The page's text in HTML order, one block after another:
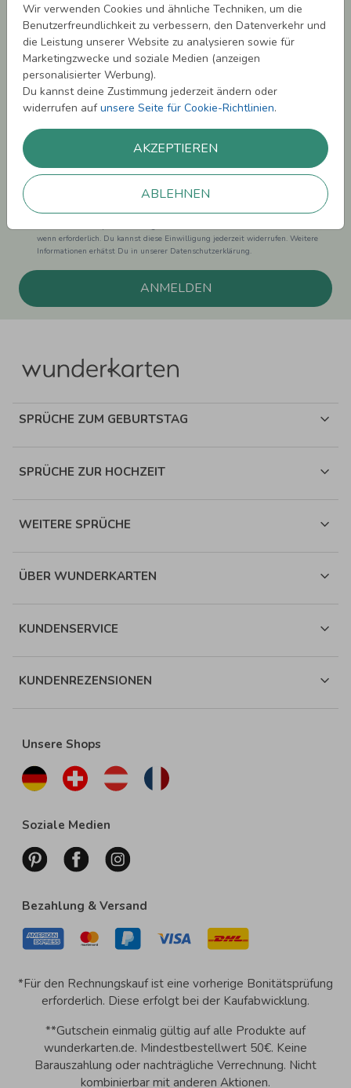
Wir verwenden Cookies und ähnliche Techniken, um die
Benutzerfreundlichkeit zu verbessern, den Datenverkehr und
die Leistung unserer Website zu analysieren sowie für
Marketingzwecke und soziale Medien (anzeigen
personalisierter Werbung).
Du kannst deine Zustimmung jederzeit ändern oder
widerrufen aufunsere Seite für Cookie-Richtlinien.
AKZEPTIEREN
ABLEHNEN
Newsletter abonnieren und 5,00 € Rabatt**
sichern!
Melde Dich zu unserem Newsletter an und bleibe auf dem
Laufenden.
Einwilligung zur Datennutzung für Marketingzwecke: Hiermit willigst Du ein,
dass wir Dich mit neuesten Informationen aus unserem Angebot informieren
können. Dies umfasst den Versand unseres Newsletters. Zudem können wir Dir
Produktinformationen zu Deinen Interessen auf anderen Plattformen wie
Facebook und Google anzeigen. Um Dir diesen Service anbieten zu können,
wenn erforderlich. Du kannst diese Einwilligung jederzeit widerrufen. Weitere
Informationen erhätst Du in unserer Datenschutzerklärung.
ANMELDEN
SPRÜCHE ZUM GEBURTSTAG
SPRÜCHE ZUR HOCHZEIT
WEITERE SPRÜCHE
ÜBER WUNDERKARTEN
KUNDENSERVICE
KUNDENREZENSIONEN
Unsere Shops
Soziale Medien
Bezahlung & Versand
*Für den Rechnungskauf ist eine vorherige Bonitätsprüfung
erforderlich. Diese erfolgt bei der Kaufabwicklung.
**Gutschein einmalig gültig auf alle Produkte auf
wunderkarten.de. Mindestbestellwert 50€. Keine
Barauszahlung oder nachträgliche Verrechnung. Nicht
kombinierbar mit anderen Aktionen.